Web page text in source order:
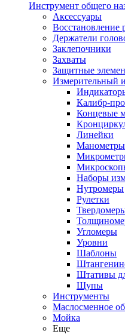
Инструмент общего
Аксессуары
Восстановление
Держатели
Заклепочники
Захваты
Защитные
Измерительный
Калибр-
Концевые
Линейки
Манометры
Наборы
Нутромеры
Рулетки
Угломеры
Уровни
Шаблоны
Штативы
Щупы
Инструменты
Маслосменное
Мойка
Еще